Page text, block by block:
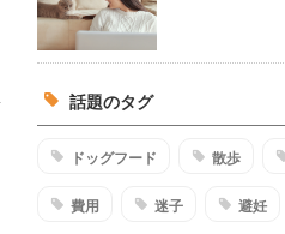
話題のタグ
ドッグフード 散歩
費用 迷子 避妊